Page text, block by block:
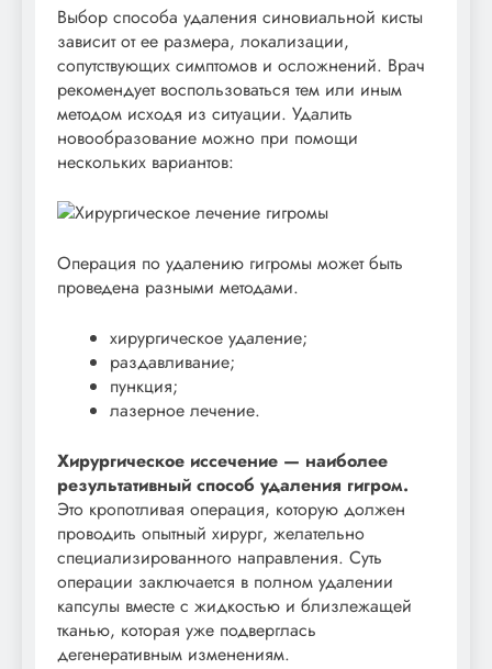
Выбор способа удаления синовиальной кисты
зависит от ее размера, локализации,
сопутствующих симптомов и осложнений. Врач
рекомендует воспользоваться тем или иным
методом исходя из ситуации. Удалить
новообразование можно при помощи
нескольких вариантов:
Операция по удалению гигромы может быть
проведена разными методами.
хирургическое удаление;
раздавливание;
пункция;
лазерное лечение.
Хирургическое иссечение — наиболее
результативный способ удаления гигром.
Это кропотливая операция, которую должен
проводить опытный хирург, желательно
специализированного направления. Суть
операции заключается в полном удалении
капсулы вместе с жидкостью и близлежащей
тканью, которая уже подверглась
дегенеративным изменениям.